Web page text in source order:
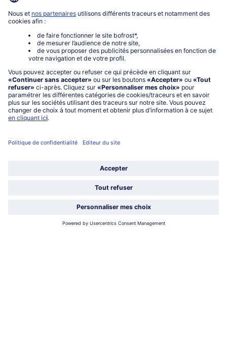
Mon compte bofrost*
service@bofrost.fr
0801 902 406
Lu-Ve : 9h - 20h (appel non surtaxé)